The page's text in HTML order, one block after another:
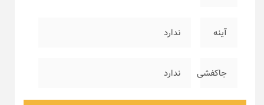
آینه ندارد
جاکفشی ندارد